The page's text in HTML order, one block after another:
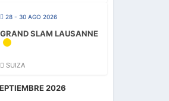
28 - 30 AGO 2026
GRAND SLAM LAUSANNE
SUIZA
2026